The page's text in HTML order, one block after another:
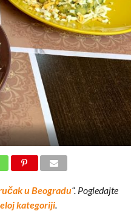
u Beogradu“. Pogledajte
kategoriji.